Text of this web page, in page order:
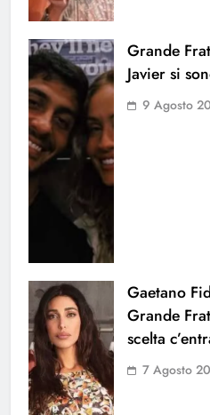
Grande
Javier si
9 Agosto
Gaetano
Grande
scelta
7 Agosto